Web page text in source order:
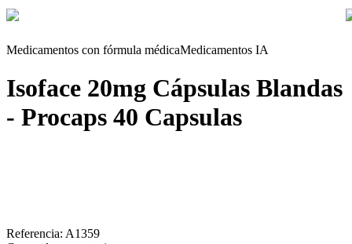
Medicamentos con fórmula médicaMedicamentos IA
Isoface 20mg Cápsulas Blandas
- Procaps 40 Capsulas
Referencia: A1359